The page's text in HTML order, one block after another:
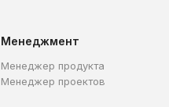
Менеджмент
Менеджер продукта
Менеджер проектов